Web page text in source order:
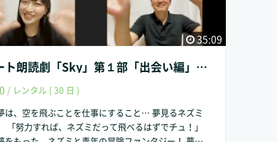
35:09
リモート朗読劇「Sky」第１部「出会い編」（全３部）
/ レンタル ( 30 日 )
は、空を飛ぶことを仕事にすること… 夢見るネズミ
「努力すれば、ネズミだって飛べるはずでチュ！」